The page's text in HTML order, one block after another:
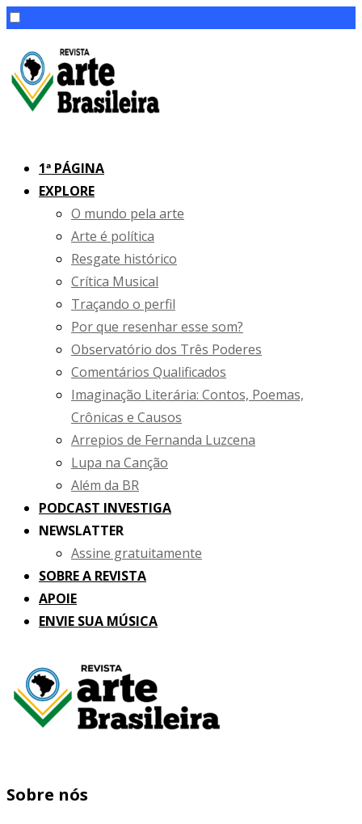
content
1ª PÁGINA
EXPLORE
O mundo pela arte
Arte é política
Resgate histórico
Crítica Musical
Traçando o perfil
Por que resenhar esse som?
Observatório dos Três Poderes
Comentários Qualificados
Imaginação Literária: Contos, Poemas,
Crônicas e Causos
Arrepios de Fernanda Luzcena
Lupa na Canção
Além da BR
PODCAST INVESTIGA
NEWSLATTER
Assine gratuitamente
SOBRE A REVISTA
APOIE
ENVIE SUA MÚSICA
Sobre nós